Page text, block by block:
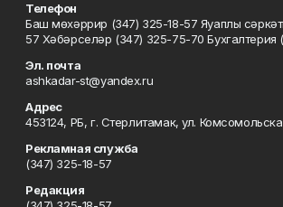
Телефон
Баш мөхәррир (347) 325-18-57 Яуаплы
57 Хәбәрселәр (347) 325-75-70 Бухгалтерия
Эл. почта
ashkadar-st@yandex.ru
Адрес
453124, РБ, г. Стерлитамак, ул.
Рекламная служба
(347) 325-18-57
Редакция